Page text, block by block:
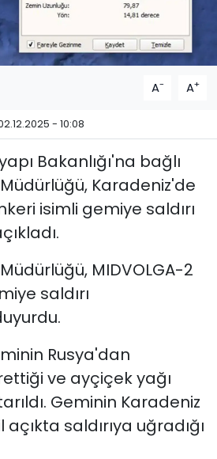
A- A+
- 10:08
Bakanlığı'na bağlı
Karadeniz'de
isimli gemiye saldırı
MIDVOLGA-2
saldırı
Rusya'dan
ve ayçiçek yağı
Geminin Karadeniz
açıkta saldırıya uğradığı